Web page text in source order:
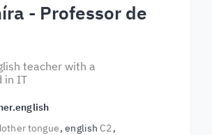
- Professor de
teacher with a
in IT
tongue english C2